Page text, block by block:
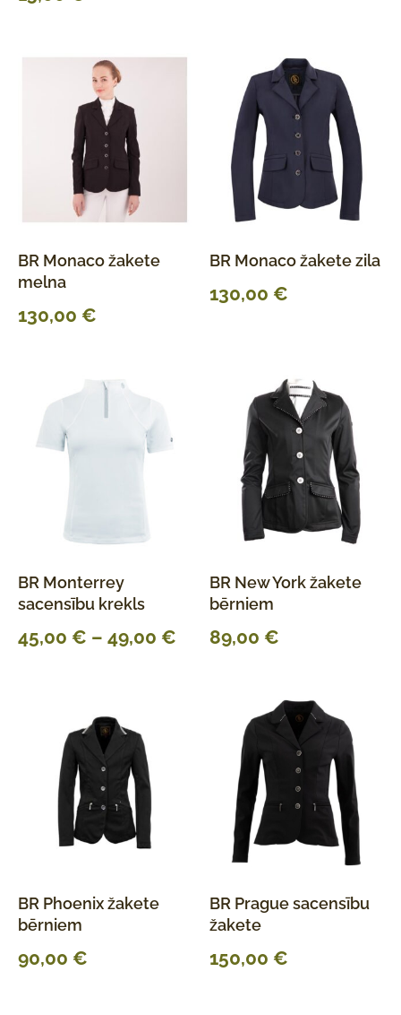
BR Monaco žakete
melna
130,00 €
BR Monaco žakete zila
130,00 €
BR Monterrey
sacensību krekls
45,00 € – 49,00 €
BR New York žakete
bērniem
89,00 €
BR Phoenix žakete
bērniem
90,00 €
BR Prague sacensību
žakete
150,00 €